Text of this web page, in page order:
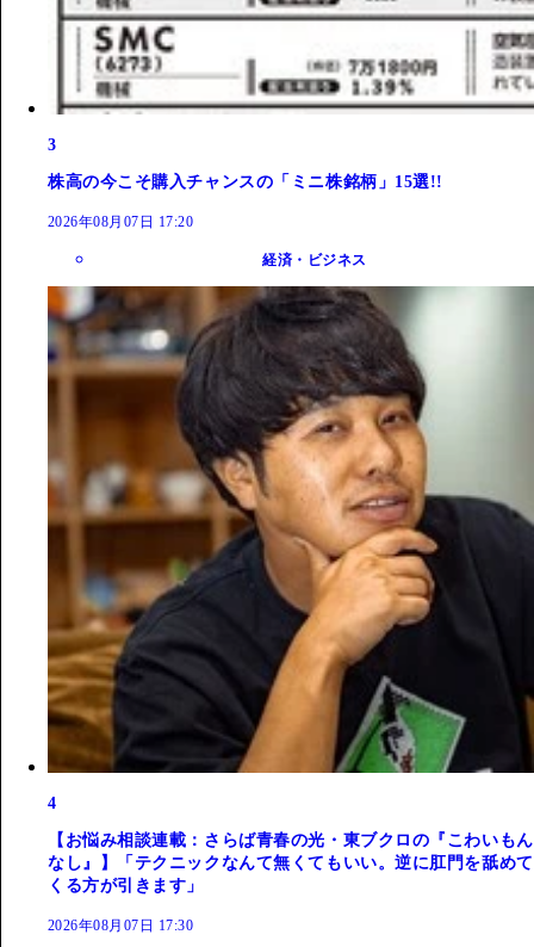
3
株高の今こそ購入チャンスの「ミニ株銘柄」15選!!
2026年08月07日 17:20
経済・ビジネス
4
【お悩み相談連載：さらば青春の光・東ブクロの『こわいもん
なし』】「テクニックなんて無くてもいい。逆に肛門を舐めて
くる方が引きます」
2026年08月07日 17:30